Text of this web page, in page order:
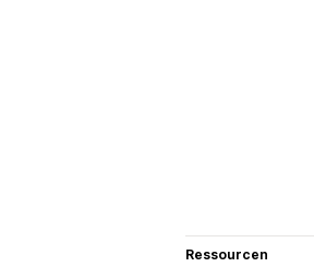
Ressourcen